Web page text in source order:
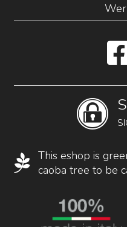
This eshop is
caoba tree to be